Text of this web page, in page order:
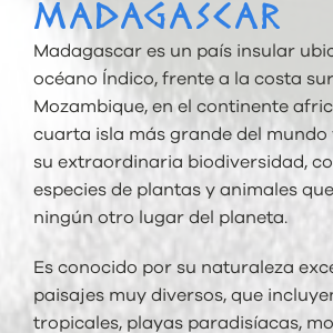
MADAGASCAR
Madagascar es un país insular
océano Índico, frente a la costa
Mozambique, en el continente
cuarta isla más grande del mundo
su extraordinaria biodiversidad,
especies de plantas y animales
ningún otro lugar del planeta.
Es conocido por su naturaleza
paisajes muy diversos, que
tropicales, playas paradisíacas,